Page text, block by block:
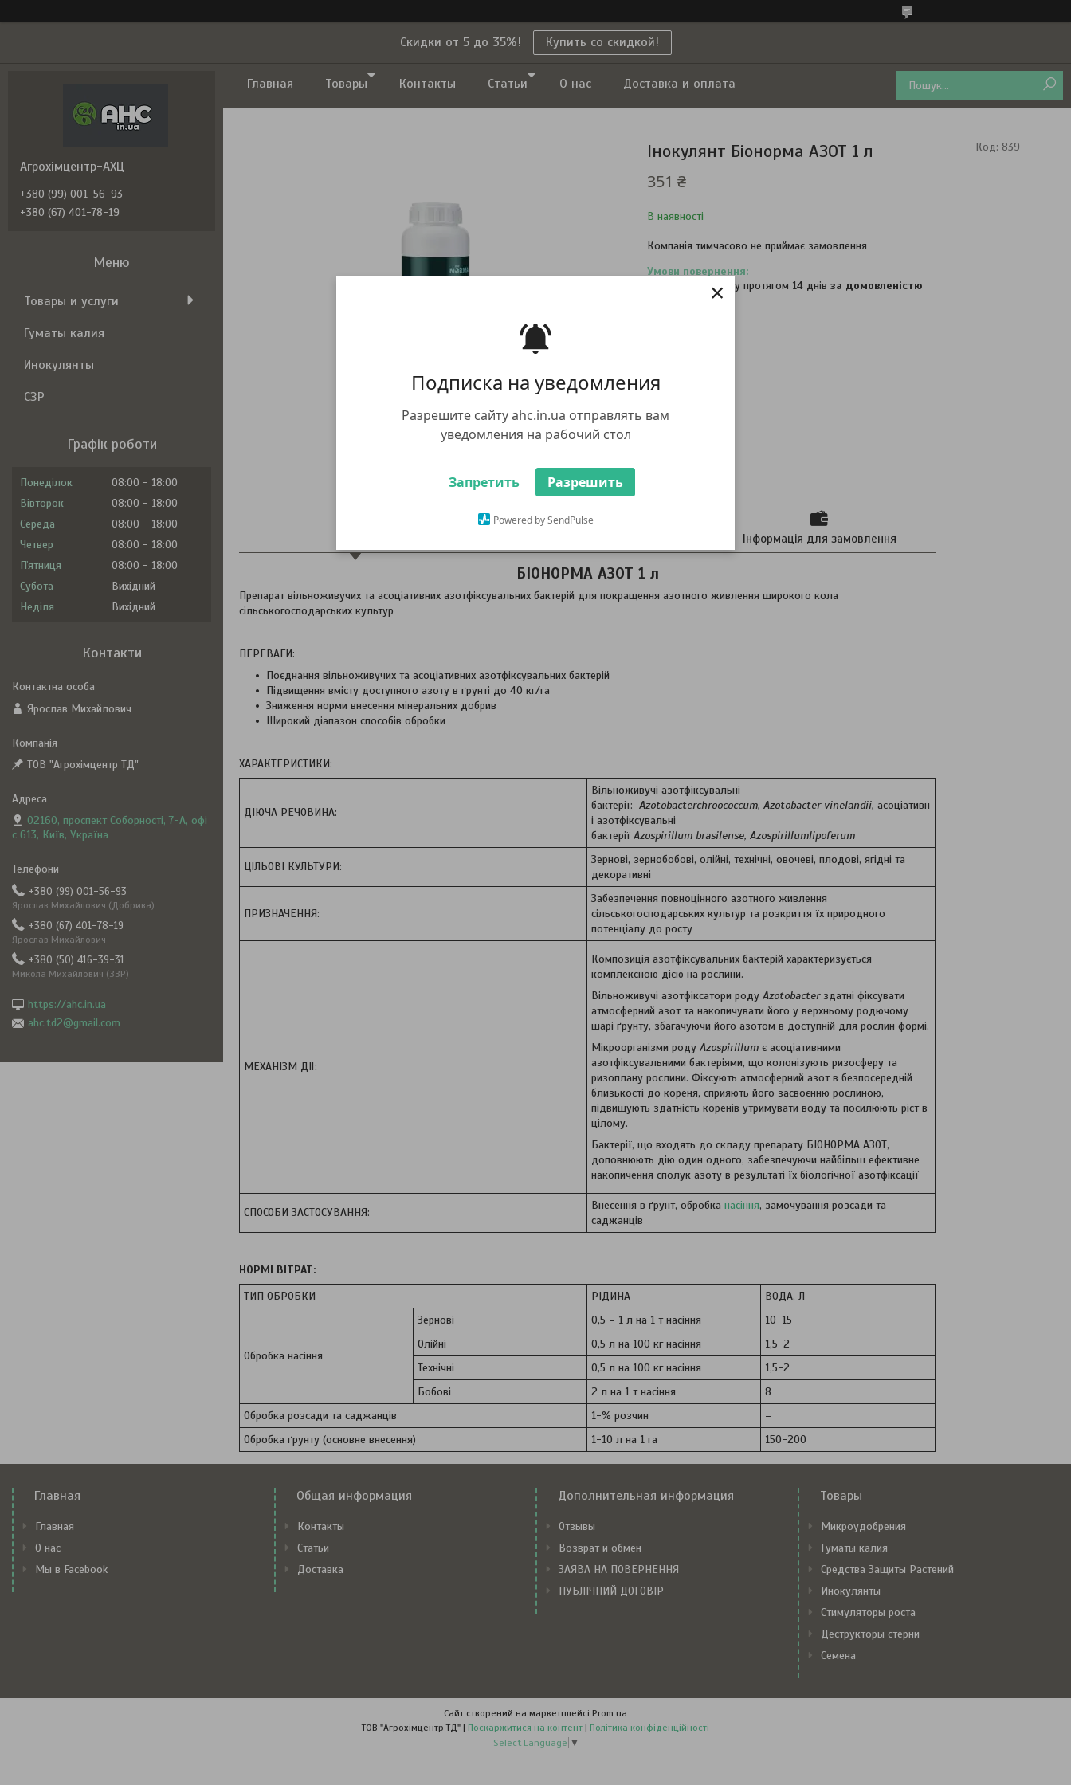
Подписка на уведомления
Разрешите сайту ahc.in.ua отправлять вам
уведомления на рабочий стол
Запретить Разрешить
Powered by SendPulse
×
Скидки от 5 до 35%! Купить со скидкой!
Главная Товары Контакты Статьи О нас Доставка и оплата
Інокулянт Біонорма АЗОТ 1 л
351 ₴
В наявності
Код: 839
Компанія тимчасово не приймає замовлення
повернення товару протягом 14 днів за домовленістю
Інформація для замовлення
БІОНОРМА АЗОТ 1 л
Препарат вільноживучих та асоціативних азотфіксувальних бактерій для покращення азотного живлення широкого кола
сільськогосподарських культур
ПЕРЕВАГИ:
Поєднання вільноживучих та асоціативних азотфіксувальних бактерій
Підвищення вмісту доступного азоту в ґрунті до 40 кг/га
Зниження норми внесення мінеральних добрив
Широкий діапазон способів обробки
ХАРАКТЕРИСТИКИ:
ДІЮЧА РЕЧОВИНА:
Вільноживучі азотфіксувальні
бактерії: Azotobacterchroococcum, Azotobacter vinelandii, асоціативн
і азотфіксувальні
бактерії Azospirillum brasilense, Azospirillumlipoferum
ЦІЛЬОВІ КУЛЬТУРИ:
Зернові, зернобобові, олійні, технічні, овочеві, плодові, ягідні та
декоративні
ПРИЗНАЧЕННЯ:
Забезпечення повноцінного азотного живлення
сільськогосподарських культур та розкриття їх природного
потенціалу до росту
МЕХАНІЗМ ДІЇ:
Композиція азотфіксувальних бактерій характеризується
комплексною дією на рослини.
Вільноживучі азотфіксатори роду Azotobacterздатні фіксувати
атмосферний азот та накопичувати його у верхньому родючому
шарі ґрунту, збагачуючи його азотом в доступній для рослин формі.
Мікроорганізми роду Azospirillum є асоціативними
азотфіксувальними бактеріями, що колонізують ризосферу та
ризоплану рослини. Фіксують атмосферний азот в безпосередній
близькості до кореня, сприяють його засвоєнню рослиною,
підвищують здатність коренів утримувати воду та посилюють ріст в
цілому.
Бактерії, що входять до складу препарату БІОНОРМА АЗОТ,
доповнюють дію один одного, забезпечуючи найбільш ефективне
накопичення сполук азоту в результаті їх біологічної азотфіксації
СПОСОБИ ЗАСТОСУВАННЯ:
Внесення в ґрунт, обробка насіння, замочування розсади та
саджанців
НОРМІ ВІТРАТ:
ТИП ОБРОБКИ
РІДИНА ВОДА, Л
Обробка насіння
Зернові 0,5 – 1 л на 1 т насіння
10-15
Олійні
0,5 л на 100 кг насіння
1,5-2
Технічні
0,5 л на 100 кг насіння
1,5-2
Бобові
2 л на 1 т насіння
8
Обробка розсади та саджанців
1-% розчин
–
Обробка ґрунту (основне внесення)
1-10 л на 1 га 150-200
Агрохімцентр-АХЦ
+380 (99) 001-56-93
+380 (67) 401-78-19
Товары и услуги
Гуматы калия
Инокулянты
СЗР
Графік роботи
Понеділок 08:00
18:00
Вівторок
08:00
18:00
Середа
08:00
18:00
Четвер
08:00
18:00
Пʼятниця
08:00
18:00
Субота
Вихідний
Неділя
Вихідний
Контакти
Ярослав Михайлович
ТОВ "Агрохімцентр ТД"
02160, проспект Соборності, 7-А, офі
с 613, Київ, Україна
+380 (99) 001-56-93
Ярослав Михайлович (Добрива)
+380 (67) 401-78-19
Ярослав Михайлович
+380 (50) 416-39-31
Микола Михайлович (ЗЗР)
https://ahc.in.ua
ahc.td2@gmail.com
Главная
Главная
О нас
Мы в Facebook
Общая информация
Контакты
Статьи
Доставка
Дополнительная информация
Отзывы
Возврат и обмен
ЗАЯВА НА ПОВЕРНЕННЯ
ПУБЛІЧНИЙ ДОГОВІР
Товары
Микроудобрения
Гуматы калия
Средства Защиты Растений
Инокулянты
Стимуляторы роста
Деструкторы стерни
Семена
Сайт створений на маркетплейсі Prom.ua
ТОВ "Агрохімцентр ТД" | Поскаржитися на контент | Політика конфіденційності
Select Language ▼